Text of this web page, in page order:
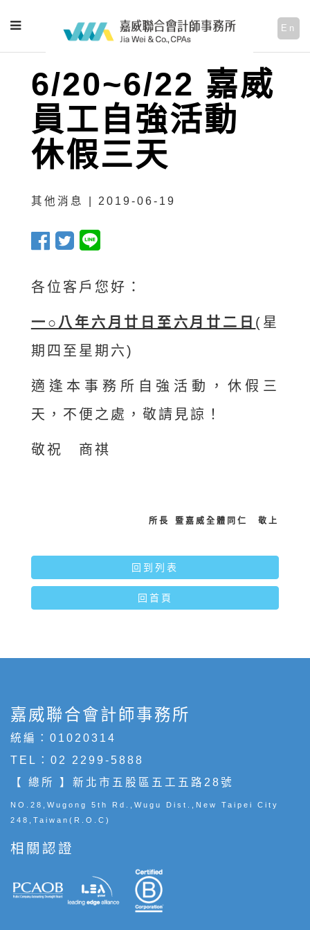
En
6/20~6/22 嘉威
員工自強活動
休假三天
其他消息 | 2019-06-19
各位客戶您好：
一○八年六月廿日至六月廿二日 (星
期四至星期六)
適逢本事務所自強活動，休假三
天，不便之處，敬請見諒！
敬祝 商祺
所長 暨嘉威全體同仁 敬上
回到列表
回首頁
嘉威聯合會計師事務所
統編：01020314
TEL： 02 2299-5888
【 總所 】新北市五股區五工五路28號
NO.28,Wugong 5th Rd.,Wugu Dist.,New Taipei City
248,Taiwan(R.O.C)
相關認證